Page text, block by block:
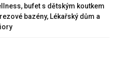
bufet s dětským koutkem
bazény, Lékařský dům a